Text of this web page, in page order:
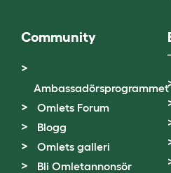
Community
Ambassadörsprogrammet
Omlets Forum
Blogg
Omlets galleri
Bli Omletannonsör